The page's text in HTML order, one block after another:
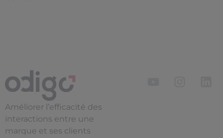
Améliorer l’efficacité des
interactions entre une
marque et ses clients